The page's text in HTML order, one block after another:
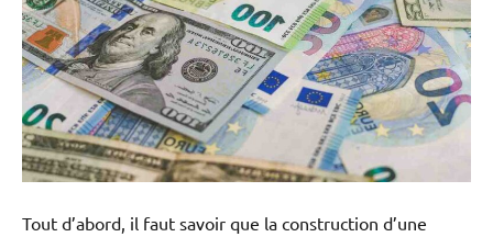
Tout d’abord, il faut savoir que la construction d’une